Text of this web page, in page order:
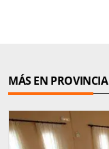
MÁS EN PROVINCIA